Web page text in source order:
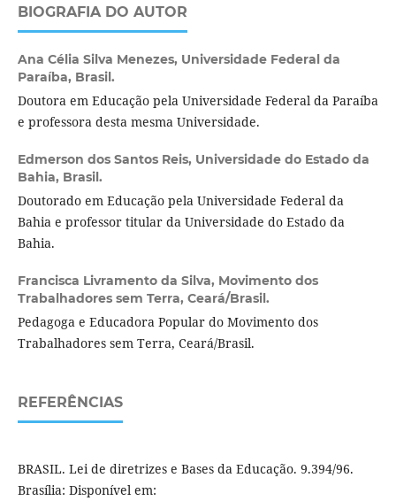
BIOGRAFIA DO AUTOR
Ana Célia Silva Menezes, Universidade Federal da
Paraíba, Brasil.
Doutora em Educação pela Universidade Federal da Paraíba
e professora desta mesma Universidade.
Edmerson dos Santos Reis, Universidade do Estado da
Bahia, Brasil.
Doutorado em Educação pela Universidade Federal da
Bahia e professor titular da Universidade do Estado da
Bahia.
Francisca Livramento da Silva, Movimento dos
Trabalhadores sem Terra, Ceará/Brasil.
Pedagoga e Educadora Popular do Movimento dos
Trabalhadores sem Terra, Ceará/Brasil.
REFERÊNCIAS
BRASIL. Lei de diretrizes e Bases da Educação. 9.394/96.
Brasília: Disponível em: